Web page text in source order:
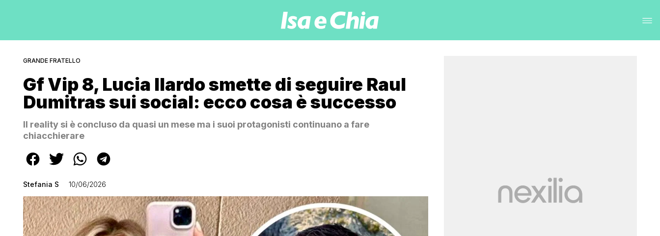
GRANDE FRATELLO
Gf Vip 8, Lucia Ilardo smette di seguire Raul
Dumitras sui social: ecco cosa è successo
Il reality si è concluso da quasi un mese ma i suoi protagonisti continuano a fare
chiacchierare
Stefania S 10/06/2026